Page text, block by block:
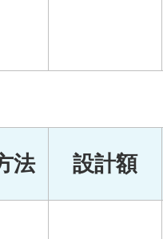
法 設計額